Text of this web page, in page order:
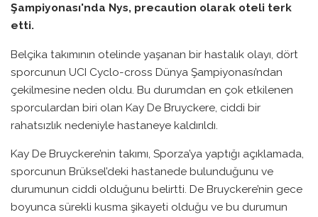
Şampiyonası'nda Nys, precaution olarak oteli terk
etti.
Belçika takımının otelinde yaşanan bir hastalık olayı, dört
sporcunun UCI Cyclo-cross Dünya Şampiyonası’ndan
çekilmesine neden oldu. Bu durumdan en çok etkilenen
sporculardan biri olan Kay De Bruyckere, ciddi bir
rahatsızlık nedeniyle hastaneye kaldırıldı.
Kay De Bruyckere’nin takımı, Sporza’ya yaptığı açıklamada,
sporcunun Brüksel’deki hastanede bulunduğunu ve
durumunun ciddi olduğunu belirtti. De Bruyckere’nin gece
boyunca sürekli kusma şikayeti olduğu ve bu durumun